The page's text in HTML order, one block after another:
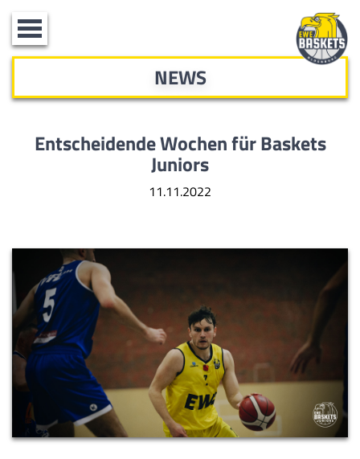
Toggle
navigation
NEWS
Entscheidende Wochen für Baskets
Juniors
11.11.2022